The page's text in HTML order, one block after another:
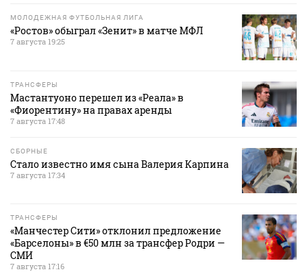
МОЛОДЕЖНАЯ ФУТБОЛЬНАЯ ЛИГА
«Ростов» обыграл «Зенит» в матче МФЛ
7 августа 19:25
ТРАНСФЕРЫ
Мастантуоно перешел из «Реала» в
«Фиорентину» на правах аренды
7 августа 17:48
СБОРНЫЕ
Стало известно имя сына Валерия Карпина
7 августа 17:34
ТРАНСФЕРЫ
«Манчестер Сити» отклонил предложение
«Барселоны» в €50 млн за трансфер Родри —
СМИ
7 августа 17:16